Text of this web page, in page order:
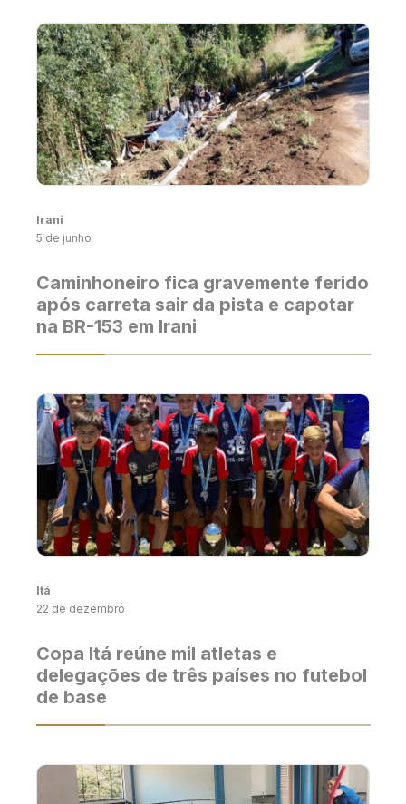
Irani
5 de junho
Caminhoneiro fica gravemente ferido
após carreta sair da pista e capotar
na BR-153 em Irani
Itá
22 de dezembro
Copa Itá reúne mil atletas e
delegações de três países no futebol
de base